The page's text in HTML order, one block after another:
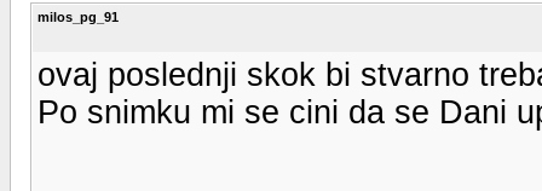
milos_pg_91
ovaj poslednji skok bi stvarno
Po snimku mi se cini da se Dani